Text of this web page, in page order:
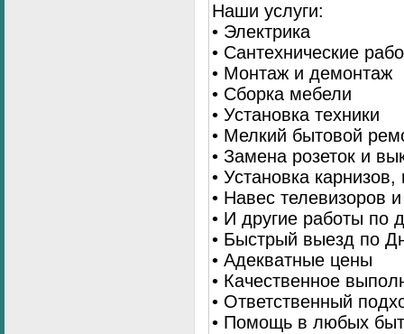
Наши услуги:
• Электрика
• Сантехнические
• Монтаж и демонтаж
• Сборка мебели
• Установка техники
• Мелкий бытовой
• Замена розеток и
• Установка
• Навес телевизоров
• И другие работы по
• Быстрый выезд по
• Адекватные цены
• Качественное
• Ответственный
• Помощь в любых